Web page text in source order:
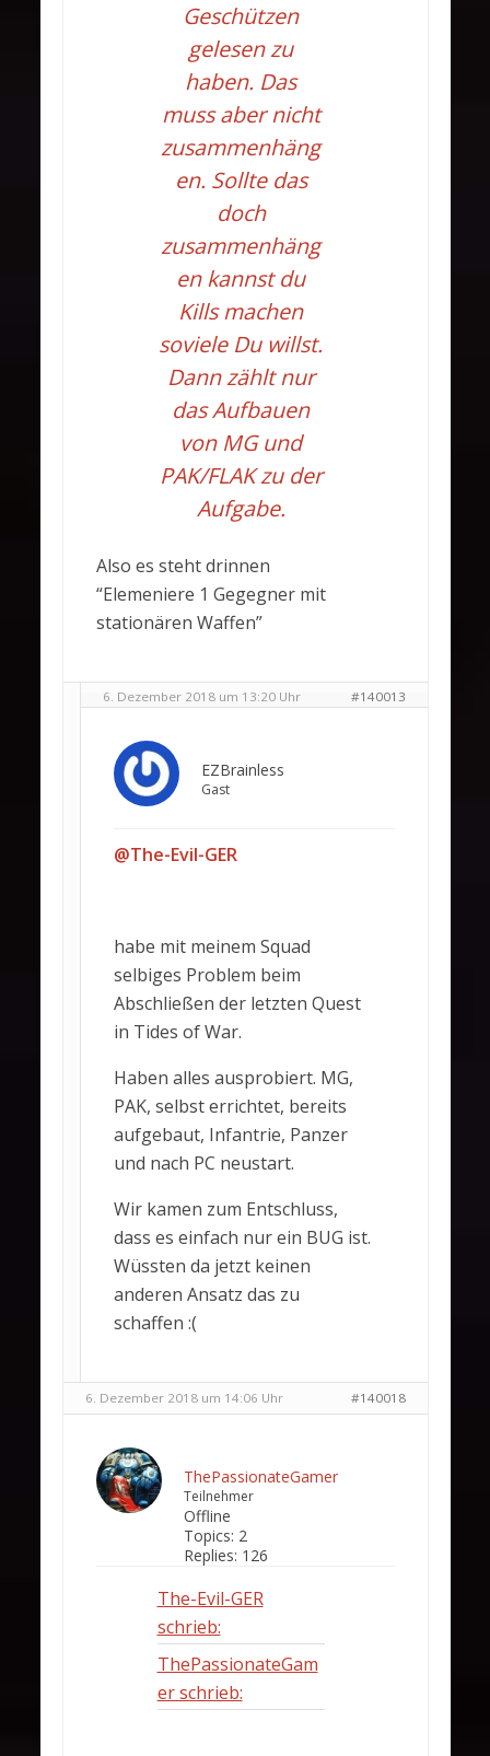
Geschützen
gelesen zu
haben. Das
muss aber nicht
zusammenhäng
en. Sollte das
doch
zusammenhäng
en kannst du
Kills machen
soviele Du willst.
Dann zählt nur
das Aufbauen
von MG und
PAK/FLAK zu der
Aufgabe.
Also es steht drinnen
“Elemeniere 1 Gegegner mit
stationären Waffen”
6. Dezember 2018 um 13:20 Uhr #140013
EZBrainless
Gast
@The-Evil-GER
habe mit meinem Squad
selbiges Problem beim
Abschließen der letzten Quest
in Tides of War.
Haben alles ausprobiert. MG,
PAK, selbst errichtet, bereits
aufgebaut, Infantrie, Panzer
und nach PC neustart.
Wir kamen zum Entschluss,
dass es einfach nur ein BUG ist.
Wüssten da jetzt keinen
anderen Ansatz das zu
schaffen :(
6. Dezember 2018 um 14:06 Uhr #140018
ThePassionateGamer
Teilnehmer
Offline
Topics: 2
Replies: 126
The-Evil-GER
schrieb:
ThePassionateGam
er schrieb: